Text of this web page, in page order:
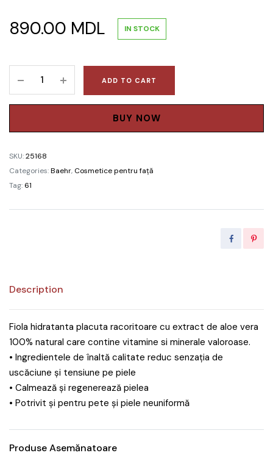
890.00 MDL IN STOCK
pentru
față
Vera
pachet
-
10
ADD TO CART
BUY NOW
SKU:25168
Categories:Baehr, Cosmetice pentru față
Tag: 61
Description
Fiola hidratanta placuta racoritoare cu extract de aloe vera
100% natural care contine vitamine si minerale valoroase.
• Ingredientele de înaltă calitate reduc senzația de
uscăciune și tensiune pe piele
• Calmează și regenerează pielea
• Potrivit și pentru pete și piele neuniformă
Produse Asemănatoare